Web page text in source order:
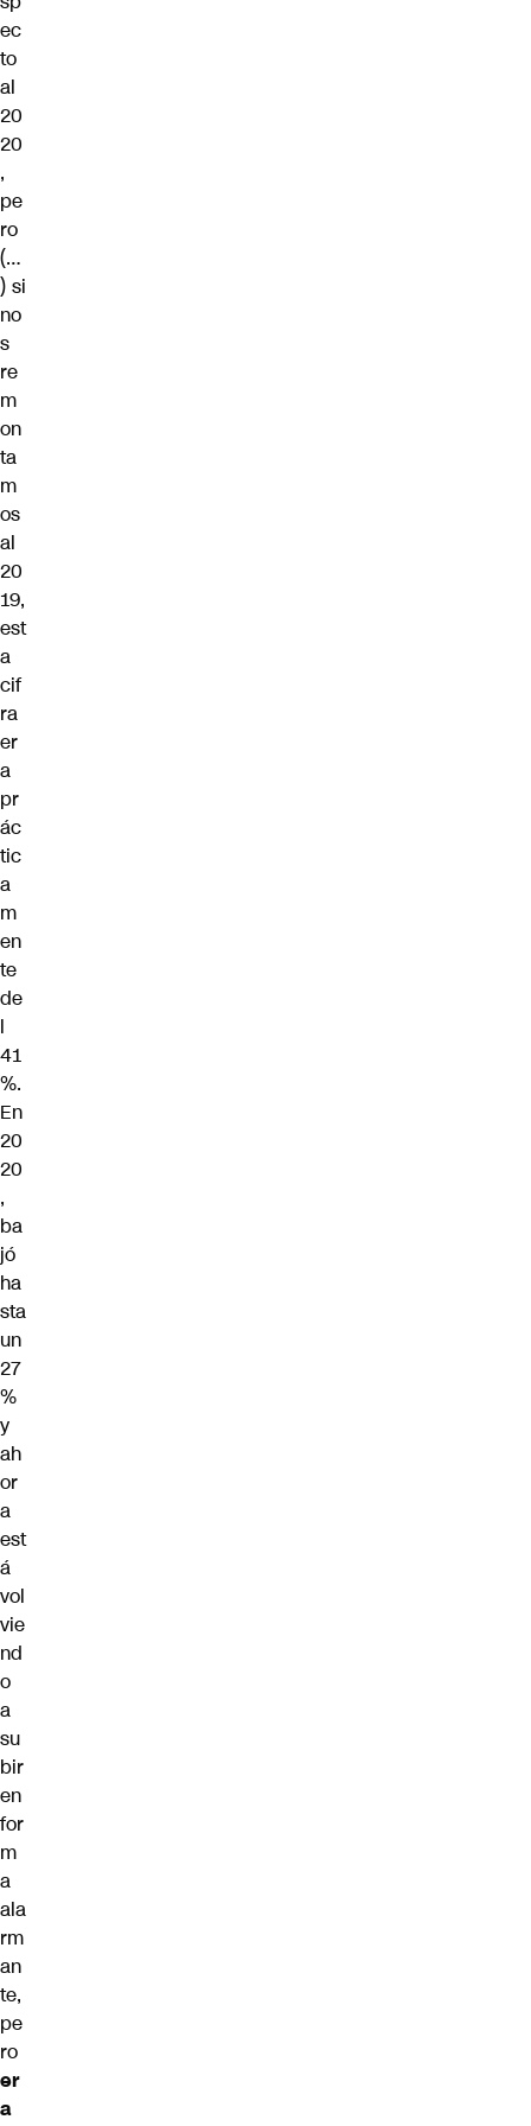
ec
to
al
20
20
,
pe
ro
(…
) si
no
s
re
m
on
ta
m
os
al
20
19,
est
a
cif
ra
er
a
pr
ác
tic
a
m
en
te
de
l
41
%.
En
20
20
,
ba
jó
ha
sta
un
27
%
y
ah
or
a
est
á
vol
vie
nd
o
a
su
bir
en
for
m
a
ala
rm
an
te,
pe
ro
er
a